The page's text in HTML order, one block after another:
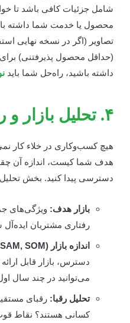
جزئیات کافی باشد تا خواننده
یا خدمت شما داشته باشد.
محصول پذیرفتنی) برای توضیح
باشید، راه‌حل شما باید
کسب‌وکاری در خلاء کار نمی‌کند.
شما کیست، اندازه آن چقدر
پیدا کنید. بخش تحلیل
بازار هدف:ویژگی‌های
رفتاری مشتریان ایده‌آل شما.
اندازه بازار (TAM, SAM, SOM):
دسترس، بازار قابل ارائه و
می‌توانید در چند سال اول
تحلیل رقبا: رقبای مستقیم و
کسانی هستند؟ نقاط قوت